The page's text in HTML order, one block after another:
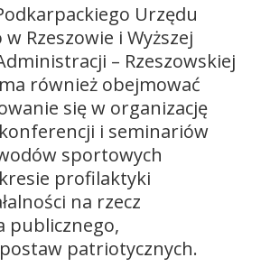
Urzędu
Rzeszowie i Wyższej
– Rzeszowskiej
ma również obejmować
się w organizację
i seminariów
sportowych
profilaktyki
na rzecz
publicznego,
patriotycznych.